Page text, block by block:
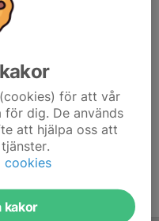
för att vår
dig. De används
att hjälpa oss att
cookies
kakor